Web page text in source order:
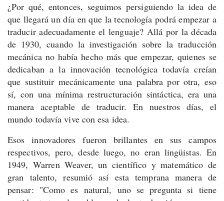
¿Por qué, entonces, seguimos persiguiendo la idea de
que llegará un día en que la tecnología podrá empezar a
traducir adecuadamente el lenguaje? Allá por la década
de 1930, cuando la investigación sobre la traducción
mecánica no había hecho más que empezar, quienes se
dedicaban a la innovación tecnológica todavía creían
que sustituir mecánicamente una palabra por otra, eso
sí, con una mínima restructuración sintáctica, era una
manera aceptable de traducir. En nuestros días, el
mundo todavía vive con esa idea.
Esos innovadores fueron brillantes en sus campos
respectivos, pero, desde luego, no eran lingüistas. En
1949, Warren Weaver, un científico y matemático de
gran talento, resumió así esta temprana manera de
pensar: "Como es natural, uno se pregunta si tiene